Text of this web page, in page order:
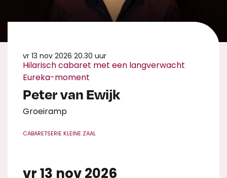
Peter van Ewijk
Groeiramp
Hilarisch cabaret met een langverwacht
Eureka-moment
vr 13 nov 2026 20.30 uur
CABARETSERIE KLEINE ZAAL
vr 13 nov 2026